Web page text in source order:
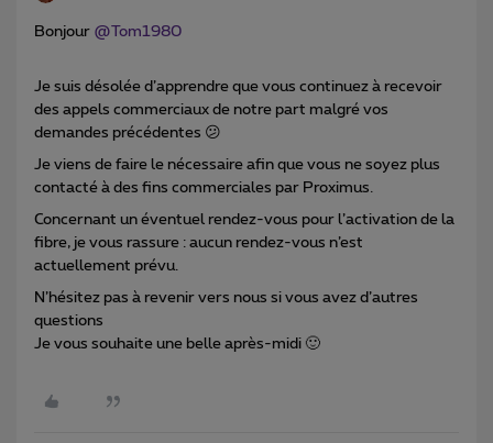
Bonjour ​ @Tom1980
Je suis désolée d’apprendre que vous continuez à recevoir
des appels commerciaux de notre part malgré vos
demandes précédentes 😕
Je viens de faire le nécessaire afin que vous ne soyez plus
contacté à des fins commerciales par Proximus.
Concernant un éventuel rendez-vous pour l’activation de la
fibre, je vous rassure : aucun rendez-vous n’est
actuellement prévu.
N’hésitez pas à revenir vers nous si vous avez d’autres
questions
Je vous souhaite une belle après-midi 🙂